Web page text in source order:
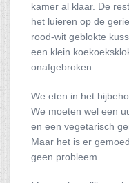
kamer al klaar. De
het luieren op de
rood-wit geblokte
een klein
onafgebroken.
We eten in het
We moeten wel een
en een vegetarisch
Maar het is er
geen probleem.